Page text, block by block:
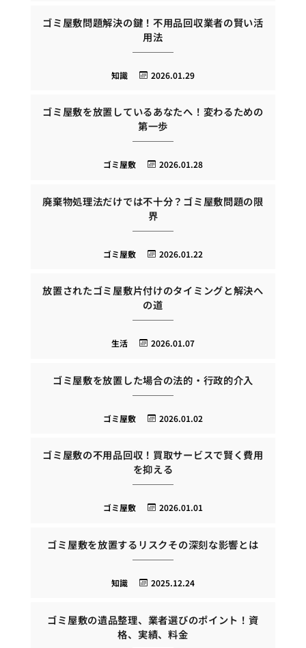
ゴミ屋敷問題解決の鍵！不用品回収業者の賢い活
用法
2026.01.29
知識
ゴミ屋敷を放置しているあなたへ！変わるための
第一歩
2026.01.28
ゴミ屋敷
廃棄物処理法だけでは不十分？ゴミ屋敷問題の限
界
2026.01.22
ゴミ屋敷
放置されたゴミ屋敷片付けのタイミングと解決へ
の道
2026.01.07
生活
ゴミ屋敷を放置した場合の法的・行政的介入
2026.01.02
ゴミ屋敷
ゴミ屋敷の不用品回収！買取サービスで賢く費用
を抑える
2026.01.01
ゴミ屋敷
ゴミ屋敷を放置するリスクその深刻な影響とは
2025.12.24
知識
ゴミ屋敷の遺品整理、業者選びのポイント！資
格、実績、料金